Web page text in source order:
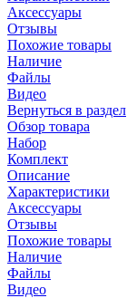
Аксессуары
Отзывы
Похожие товары
Наличие
Файлы
Видео
Вернуться в раздел
Обзор товара
Набор
Комплект
Описание
Характеристики
Аксессуары
Отзывы
Похожие товары
Наличие
Файлы
Видео